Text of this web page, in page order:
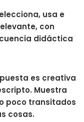
usa e
con
didáctica
es creativa
Muestra
poco transitados
cosas.